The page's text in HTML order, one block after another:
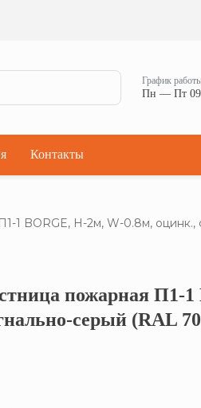
График
Пн — Пт
Контакты
1 BORGE, Н-2м, W-0.8м, оцинк.,
пожарная П1-
серый (RAL